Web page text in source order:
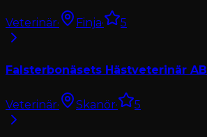
Veterinär· Finja· 5
Falsterbonäsets Hästveterinär AB
Veterinär· Skanör· 5